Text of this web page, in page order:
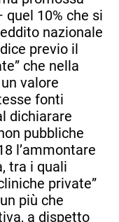
10% che si
nazionale
previo il
che nella
valore
fonti
dichiarare
pubbliche
l’ammontare
tra i quali
private”
più che
a dispetto